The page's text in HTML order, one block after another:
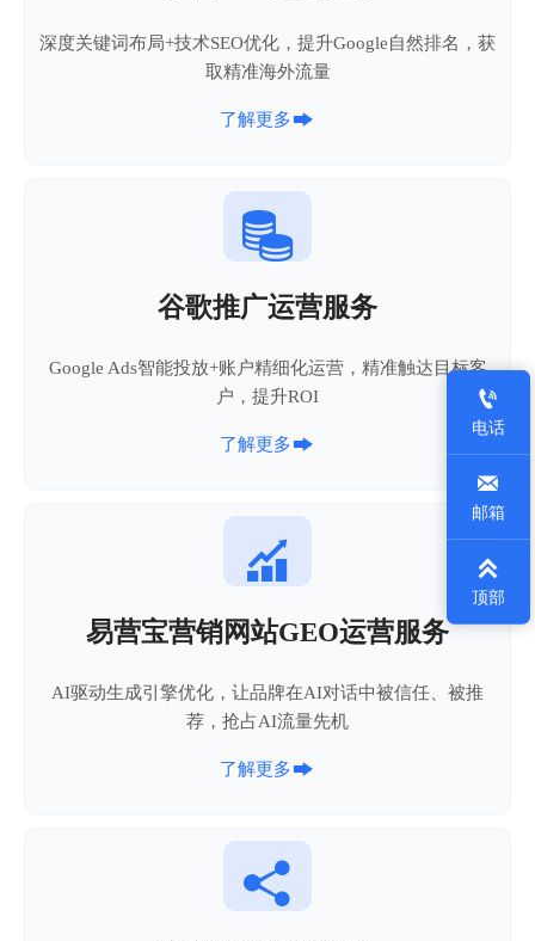
深度关键词布局+技术SEO优化，提升Google自然排名，获
取精准海外流量
了解更多

谷歌推广运营服务
Google Ads智能投放+账户精细化运营，精准触达目标客
户，提升ROI
了解更多

易营宝营销网站GEO运营服务
AI驱动生成引擎优化，让品牌在AI对话中被信任、被推
荐，抢占AI流量先机
了解更多


电话

邮箱

顶部